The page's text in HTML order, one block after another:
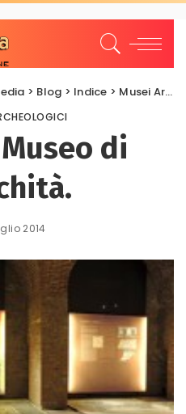
> Blog > Indice > Musei Archeologici
Museo di
2014